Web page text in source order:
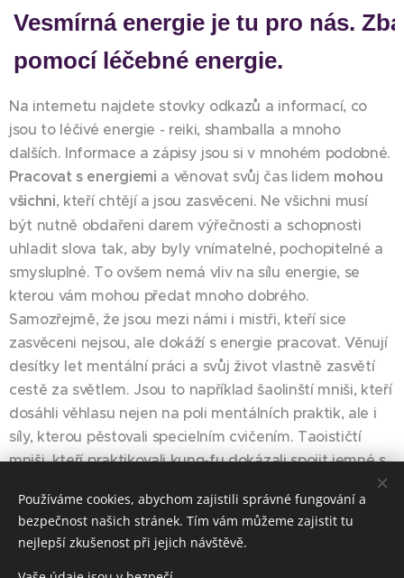
Vesmírná energie je tu pro nás.
pomocí léčebné energie.
Na internetu najdete stovky odkazů a informací, co
jsou to léčivé energie - reiki, shamballa a mnoho
dalších. Informace a zápisy jsou si v mnohém podobné.
Pracovat s energiemi a věnovat svůj čas lidem mohou
všichni, kteří chtějí a jsou zasvěceni. Ne všichni musí
být nutně obdařeni darem výřečnosti a schopnosti
uhladit slova tak, aby byly vnímatelné, pochopitelné a
smysluplné. To ovšem nemá vliv na sílu energie, se
kterou vám mohou předat mnoho dobrého.
Samozřejmě, že jsou mezi námi i mistři, kteří sice
zasvěceni nejsou, ale dokáží s energie pracovat. Věnují
desítky let mentální práci a svůj život vlastně zasvětí
cestě za světlem. Jsou to například šaolinští mniši, kteří
dosáhli věhlasu nejen na poli mentálních praktik, ale i
síly, kterou pěstovali specielním cvičením. Taoističtí
mniši, kteří praktikovali kung-fu dokázali spojit jemné s
jang pochopili, že fungování všeho je podmíněno
harmonií. Léčebné energie nám pomáhají harmonizovat
tělo a duši a s jejich pomocí můžeme najít lepší bytí.
Používáme cookies, abychom zajistili správné fungování a
bezpečnost našich stránek. Tím vám můžeme zajistit tu
nejlepší zkušenost při jejich návštěvě.